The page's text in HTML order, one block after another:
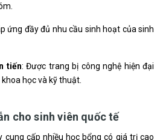
ứng đầy đủ nhu cầu sinh hoạt của sinh
tiến: Được trang bị công nghệ hiện đại
học và kỹ thuật.
cho sinh viên quốc tế
cung cấp nhiều học bổng có giá trị cao